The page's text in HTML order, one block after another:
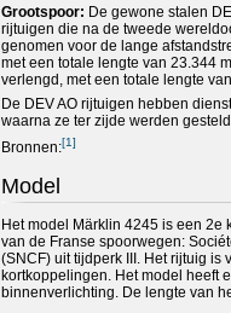
Grootspoor: De gewone stalen
rijtuigen die na de tweede
genomen voor de lange
met een totale lengte van 23.344
verlengd, met een totale lengte
De DEV AO rijtuigen hebben
waarna ze ter zijde werden
Bronnen:[1]
Model
Het model Märklin 4245 is een 2e
van de Franse spoorwegen:
(SNCF) uit tijdperk III. Het rijtuig is
kortkoppelingen. Het model heeft
binnenverlichting. De lengte van